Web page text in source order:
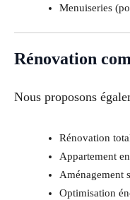
Menuiseries
Rénovation
Nous proposons
Rénovation
Appartement
Aménagement
Optimisation